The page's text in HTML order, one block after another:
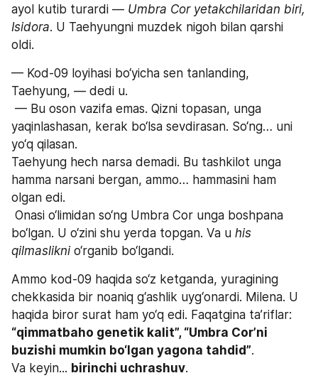
ayol kutib turardi — Umbra Cor yetakchilaridan biri,
Isidora. U Taehyungni muzdek nigoh bilan qarshi
oldi.
— Kod-09 loyihasi bo‘yicha sen tanlanding,
Taehyung, — dedi u.
yaqinlashasan, kerak bo‘lsa sevdirasan. So‘ng… uni
yo‘q qilasan.
Taehyung hech narsa demadi. Bu tashkilot unga
hamma narsani bergan, ammo… hammasini ham
olgan edi.
bo‘lgan. U o‘zini shu yerda topgan. Va u his
qilmaslikni o‘rganib bo‘lgandi.
Ammo kod-09 haqida so‘z ketganda, yuragining
chekkasida bir noaniq g‘ashlik uyg‘onardi. Milena. U
“qimmatbaho genetik kalit”, “Umbra Cor’ni
buzishi mumkin bo‘lgan yagona tahdid”.
Va keyin... birinchi uchrashuv.